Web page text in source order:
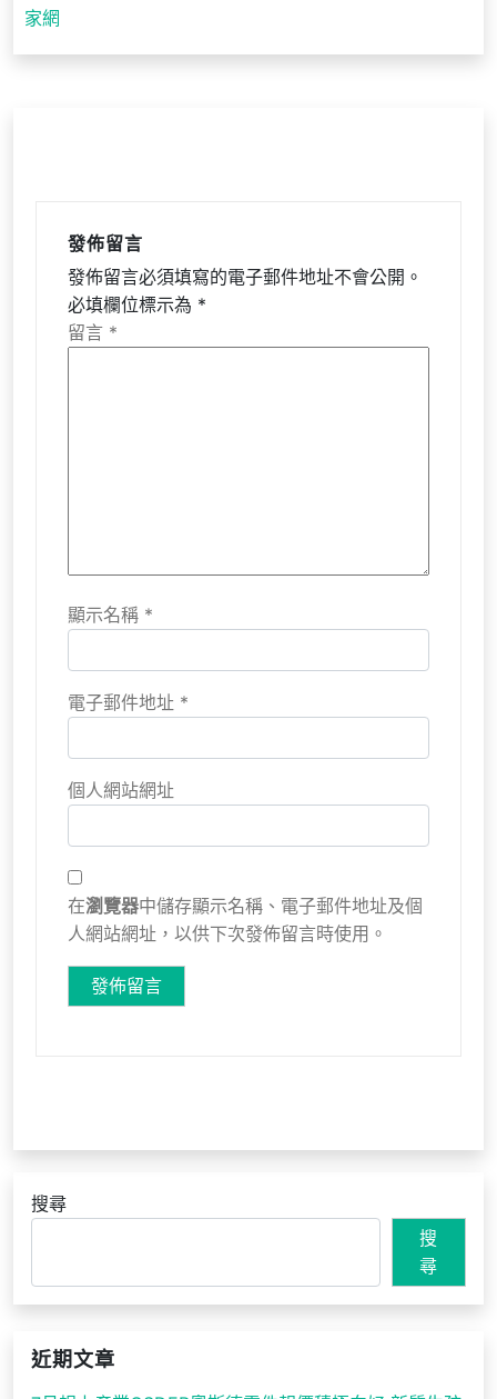
覽
家網
發佈留言
發佈留言必須填寫的電子郵件地址不會公開。
必填欄位標示為 *
留言 *
顯示名稱 *
電子郵件地址 *
個人網站網址
在瀏覽器中儲存顯示名稱、電子郵件地址及個
人網站網址，以供下次發佈留言時使用。
搜尋
搜
尋
近期文章